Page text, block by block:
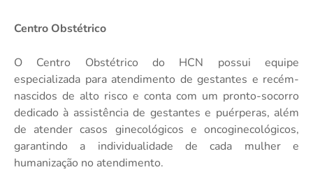
Centro Obstétrico
O Centro Obstétrico do HCN possui equipe
especializada para atendimento de gestantes e recém-
nascidos de alto risco e conta com um pronto-socorro
dedicado à assistência de gestantes e puérperas, além
de atender casos ginecológicos e oncoginecológicos,
garantindo a individualidade de cada mulher e
humanização no atendimento.